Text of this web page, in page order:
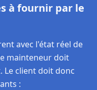
à fournir par le
avec l'état réel de
mainteneur doit
Le client doit donc
: